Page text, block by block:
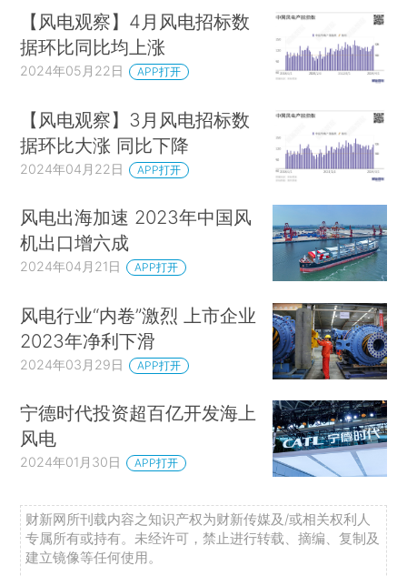
【风电观察】4月风电招标数
据环比同比均上涨
2024年05月22日 APP打开
【风电观察】3月风电招标数
据环比大涨 同比下降
2024年04月22日 APP打开
风电出海加速 2023年中国风
机出口增六成
2024年04月21日 APP打开
风电行业“内卷”激烈 上市企业
2023年净利下滑
2024年03月29日 APP打开
宁德时代投资超百亿开发海上
风电
2024年01月30日 APP打开
财新网所刊载内容之知识产权为财新传媒及/或相关权利人
专属所有或持有。未经许可，禁止进行转载、摘编、复制及
建立镜像等任何使用。